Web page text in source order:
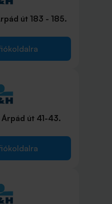
út 183 - 185.
út 41-43.